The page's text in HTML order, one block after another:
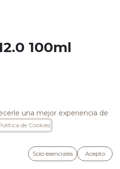
100ml
CESTA
una mejor experiencia de
de Cookies
Solo esenciales Acepto